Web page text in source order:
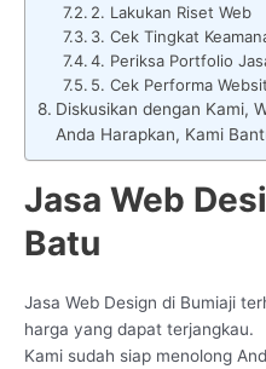
2. Lakukan Riset Web
3. Cek Tingkat
4. Periksa Portfolio
5. Cek Performa
Diskusikan dengan Kami,
Anda Harapkan, Kami
Jasa Web
Batu
Jasa Web Design di Bumiaji
harga yang dapat terjangkau.
Kami sudah siap menolong